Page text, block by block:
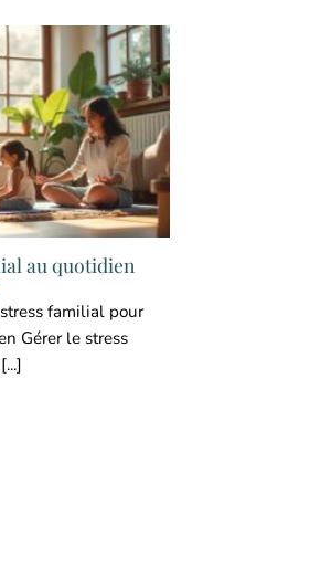
au quotidien
familial pour
Gérer le stress